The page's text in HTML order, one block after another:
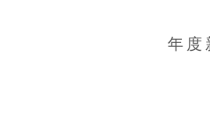
年 度